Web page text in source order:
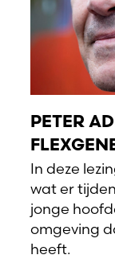
PETER
In deze
wat er
jonge
omgeving
heeft.